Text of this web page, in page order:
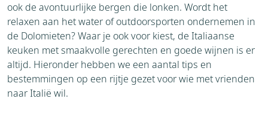
ook de avontuurlijke bergen die lonken. Wordt het
relaxen aan het water of outdoorsporten ondernemen in
de Dolomieten? Waar je ook voor kiest, de Italiaanse
keuken met smaakvolle gerechten en goede wijnen is er
altijd. Hieronder hebben we een aantal tips en
bestemmingen op een rijtje gezet voor wie met vrienden
naar Italië wil.